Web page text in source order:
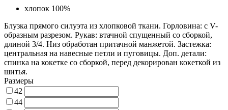
хлопок 100%
Блузка прямого силуэта из хлопковой ткани. Горловина: с V-
образным разрезом. Рукав: втачной спущенный со сборкой,
длиной 3/4. Низ обработан притачной манжетой. Застежка:
центральная на навесные петли и пуговицы. Доп. детали:
спинка на кокетке со сборкой, перед декорирован кокеткой из
шитья.
Размеры
42
44